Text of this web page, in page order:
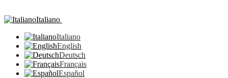
Italiano
Italiano
English
Deutsch
Français
Español